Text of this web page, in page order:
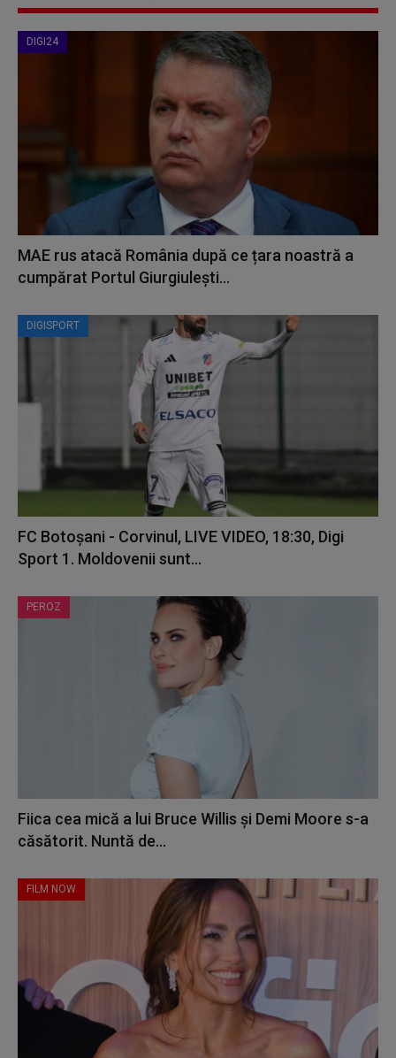
DIGI24
MAE rus atacă România după ce țara noastră a
cumpărat Portul Giurgiulești...
DIGISPORT
FC Botoșani - Corvinul, LIVE VIDEO, 18:30, Digi
Sport 1. Moldovenii sunt...
PEROZ
Fiica cea mică a lui Bruce Willis și Demi Moore s-a
căsătorit. Nuntă de...
FILM NOW